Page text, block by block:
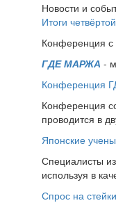
Новости и
Итоги
Конференция
ГДЕ МАРЖА -
Конференция
Конференция
проводится в
Японские
Специалисты
используя в
Спрос на